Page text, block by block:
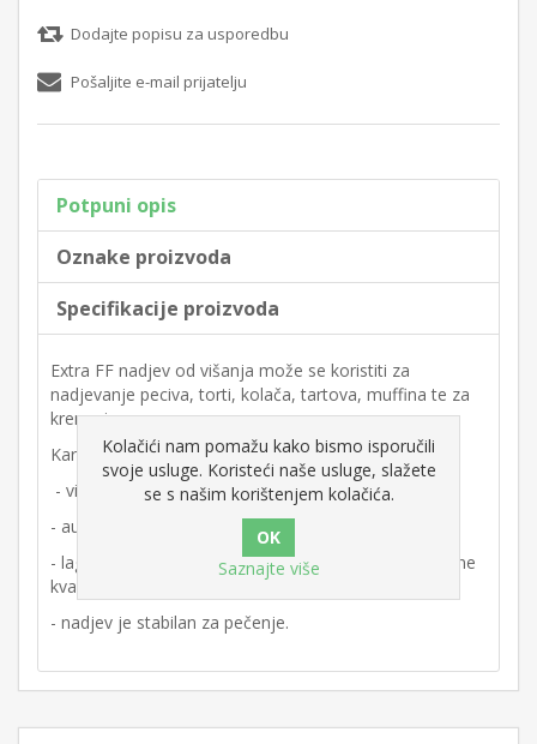
Dodajte popisu za usporedbu
Pošaljite e-mail prijatelju
Potpuni opis
Oznake proizvoda
Specifikacije proizvoda
Extra FF nadjev od višanja može se koristiti za
nadjevanje peciva, torti, kolača, tartova, muffina te za
kreme i mousseve.
Karakteristike proizvoda:
- visok sadržaj voća
- autentičan okus
- lagana i racionalna proizvodnja proizvoda konstantne
kvalitete
- nadjev je stabilan za pečenje.
Kolačići nam pomažu kako bismo isporučili
svoje usluge. Koristeći naše usluge, slažete
se s našim korištenjem kolačića.
Saznajte više